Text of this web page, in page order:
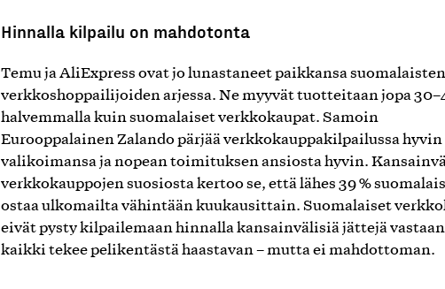
Hinnalla kilpailu on mahdotonta
Temu ja AliExpress ovat jo lunastaneet paikkansa suomalaisten
verkkoshoppailijoiden arjessa. Ne myyvät tuotteitaan jopa
halvemmalla kuin suomalaiset verkkokaupat. Samoin
Eurooppalainen Zalando pärjää verkkokauppakilpailussa hyvin
valikoimansa ja nopean toimituksen ansiosta hyvin.
verkkokauppojen suosiosta kertoo se, että lähes 39 %
ostaa ulkomailta vähintään kuukausittain. Suomalaiset
eivät pysty kilpailemaan hinnalla kansainvälisiä jättejä
kaikki tekee pelikentästä haastavan – mutta ei mahdottoman.